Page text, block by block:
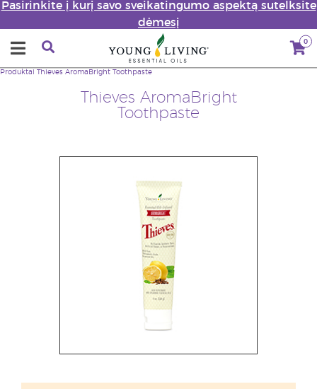
Pasirinkite į kurį savo sveikatingumo aspektą sutelksite
dėmesį
0
Thieves AromaBright
Toothpaste
Produktai Thieves AromaBright Toothpaste